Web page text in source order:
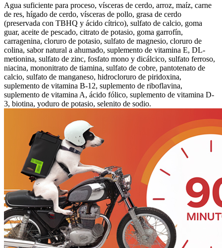
Agua suficiente para proceso, vísceras de cerdo, arroz, maíz, carne
de res, hígado de cerdo, vísceras de pollo, grasa de cerdo
(preservada con TBHQ y ácido cítrico), sulfato de calcio, goma
guar, aceite de pescado, citrato de potasio, goma garrofín,
carragenina, cloruro de potasio, sulfato de magnesio, cloruro de
colina, sabor natural a ahumado, suplemento de vitamina E, DL-
metionina, sulfato de zinc, fosfato mono y dicálcico, sulfato ferroso,
niacina, mononitrato de tiamina, sulfato de cobre, pantotenato de
calcio, sulfato de manganeso, hidrocloruro de piridoxina,
suplemento de vitamina B-12, suplemento de riboflavina,
suplemento de vitamina A, ácido fólico, suplemento de vitamina D-
3, biotina, yoduro de potasio, selenito de sodio.